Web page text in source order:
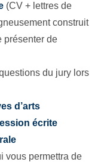
(CV + lettres de
construit
présenter de
du jury lors
d’arts
écrite
vous permettra de